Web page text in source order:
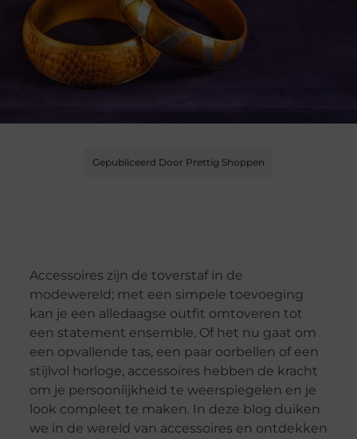
Gepubliceerd Door Prettig Shoppen
Accessoires zijn de toverstaf in de
modewereld; met een simpele toevoeging
kan je een alledaagse outfit omtoveren tot
een statement ensemble. Of het nu gaat om
een opvallende tas, een paar oorbellen of een
stijlvol horloge, accessoires hebben de kracht
om je persoonlijkheid te weerspiegelen en je
look compleet te maken. In deze blog duiken
we in de wereld van accessoires en ontdekken